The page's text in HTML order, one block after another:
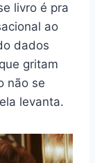
livro é pra
ao
dados
gritam
não se
levanta.